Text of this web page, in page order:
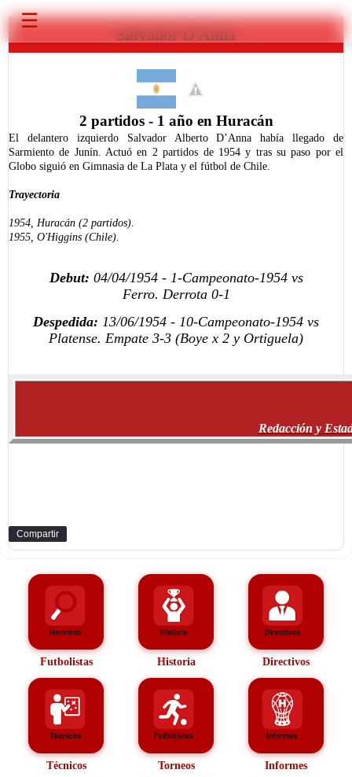
☰
Salvador D'Anna
2 partidos - 1 año en Huracán
El delantero izquierdo Salvador Alberto D’Anna había llegado de
Sarmiento de Junín. Actuó en 2 partidos de 1954 y tras su paso por el
Globo siguió en Gimnasia de La Plata y el fútbol de Chile.
Trayectoria
1954, Huracán (2 partidos).
1955, O'Higgins (Chile).
Debut: 04/04/1954 - 1-Campeonato-1954 vs
Ferro. Derrota 0-1
Despedida: 13/06/1954 - 10-Campeonato-1954 vs
Platense. Empate 3-3 (Boye x 2 y Ortiguela)
Redacción y
Compartir
Futbolistas Historia Directivos
Técnicos Torneos Informes